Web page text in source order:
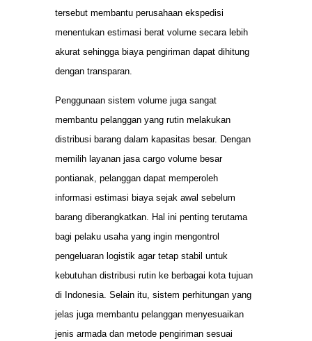
tersebut membantu perusahaan ekspedisi
menentukan estimasi berat volume secara lebih
akurat sehingga biaya pengiriman dapat dihitung
dengan transparan.
Penggunaan sistem volume juga sangat
membantu pelanggan yang rutin melakukan
distribusi barang dalam kapasitas besar. Dengan
memilih layanan jasa cargo volume besar
pontianak, pelanggan dapat memperoleh
informasi estimasi biaya sejak awal sebelum
barang diberangkatkan. Hal ini penting terutama
bagi pelaku usaha yang ingin mengontrol
pengeluaran logistik agar tetap stabil untuk
kebutuhan distribusi rutin ke berbagai kota tujuan
di Indonesia. Selain itu, sistem perhitungan yang
jelas juga membantu pelanggan menyesuaikan
jenis armada dan metode pengiriman sesuai